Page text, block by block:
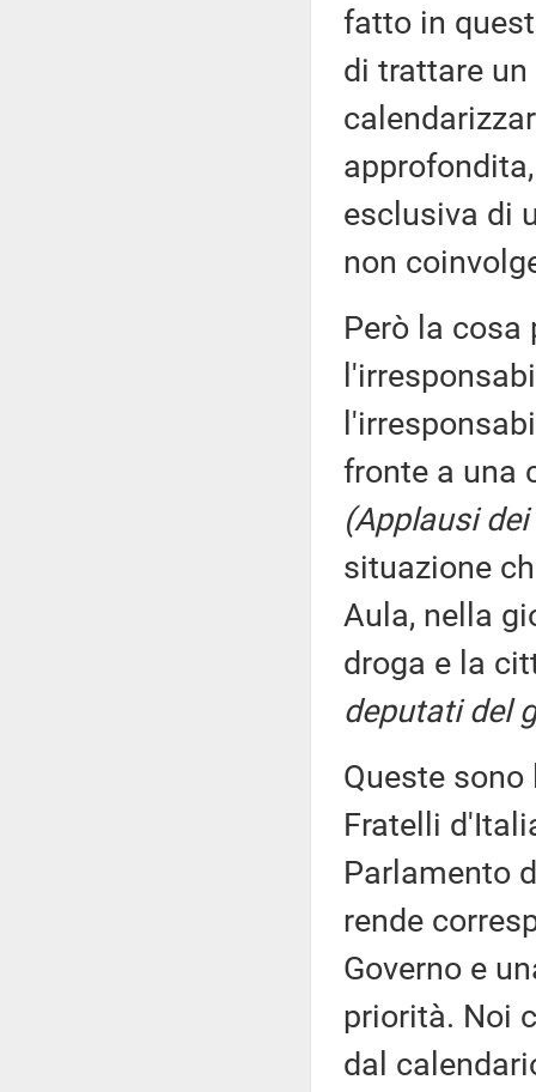
fatto in
di trattare
esclusiva di
non
Però la cosa
fronte a una
(Applausi
situazione
Aula, nella
droga e la
deputati del
Queste
Fratelli
Parlamento
rende
Governo e
priorità. Noi
dal